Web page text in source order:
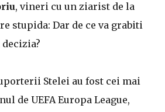
, vineri cu un ziarist de la
stupida: Dar de ce va grabiti
Stelei au fost cei mai
de UEFA Europa League,